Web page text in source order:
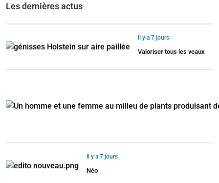
Les dernières actus
Il y a 7 jours
Valoriser tous les veaux
Il y a 7 jours
Néo